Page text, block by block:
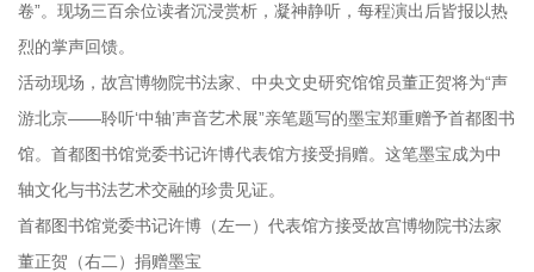
卷”。现场三百余位读者沉浸赏析，凝神静听，每程演出后皆报以热
烈的掌声回馈。
活动现场，故宫博物院书法家、中央文史研究馆馆员董正贺将为“声
游北京——聆听‘中轴’声音艺术展”亲笔题写的墨宝郑重赠予首都图书
馆。首都图书馆党委书记许博代表馆方接受捐赠。这笔墨宝成为中
轴文化与书法艺术交融的珍贵见证。
首都图书馆党委书记许博（左一）代表馆方接受故宫博物院书法家
董正贺（右二）捐赠墨宝